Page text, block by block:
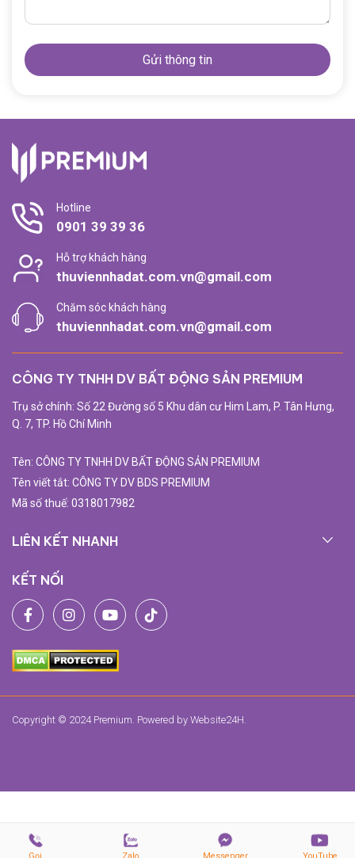
Gửi thông tin
Hotline
0901 39 39 36
Hỗ trợ khách hàng
thuviennhadat.com.vn@gmail.com
Chăm sóc khách hàng
thuviennhadat.com.vn@gmail.com
CÔNG TY TNHH DV BẤT ĐỘNG SẢN PREMIUM
Trụ sở chính: Số 22 Đường số 5 Khu dân cư Him Lam, P. Tân Hưng,
Q. 7, TP. Hồ Chí Minh
Tên: CÔNG TY TNHH DV BẤT ĐỘNG SẢN PREMIUM
Tên viết tắt: CÔNG TY DV BDS PREMIUM
Mã số thuế: 0318017982
LIÊN KẾT NHANH
KẾT NỐI
Copyright © 2024 Premium. Powered by Website24H